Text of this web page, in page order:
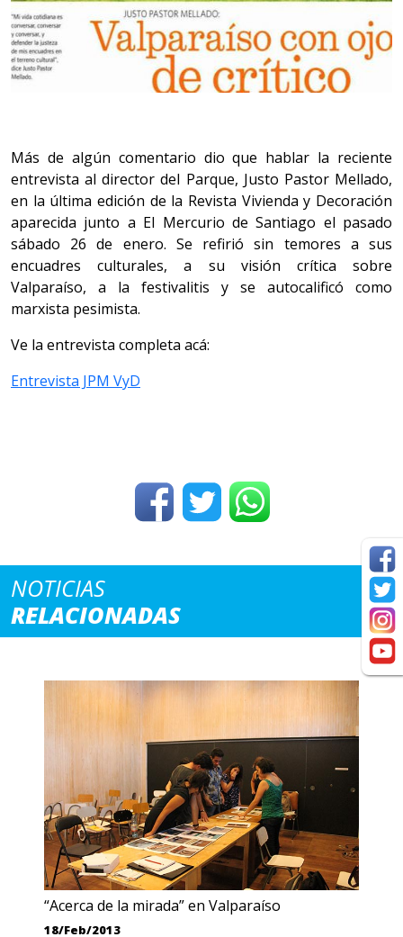
Más de algún comentario dio que hablar la reciente
entrevista al director del Parque, Justo Pastor Mellado,
en la última edición de la Revista Vivienda y Decoración
aparecida junto a El Mercurio de Santiago el pasado
sábado 26 de enero. Se refirió sin temores a sus
encuadres culturales, a su visión crítica sobre
Valparaíso, a la festivalitis y se autocalificó como
marxista pesimista.
Ve la entrevista completa acá:
Entrevista JPM VyD
NOTICIAS
RELACIONADAS
“Acerca de la mirada” en Valparaíso
18/Feb/2013